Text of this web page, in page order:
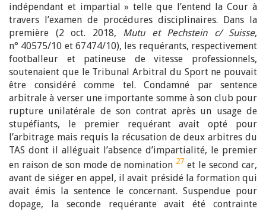
indépendant et impartial » telle que l’entend la Cour à
travers l’examen de procédures disciplinaires. Dans la
première (2 oct. 2018, Mutu et Pechstein c/ Suisse,
n° 40575/10 et 67474/10), les requérants, respectivement
footballeur et patineuse de vitesse professionnels,
soutenaient que le Tribunal Arbitral du Sport ne pouvait
être considéré comme tel. Condamné par sentence
arbitrale à verser une importante somme à son club pour
rupture unilatérale de son contrat après un usage de
stupéfiants, le premier requérant avait opté pour
l’arbitrage mais requis la récusation de deux arbitres du
TAS dont il alléguait l’absence d’impartialité, le premier
en raison de son mode de nomination 27 et le second car,
avant de siéger en appel, il avait présidé la formation qui
avait émis la sentence le concernant. Suspendue pour
dopage, la seconde requérante avait été contrainte